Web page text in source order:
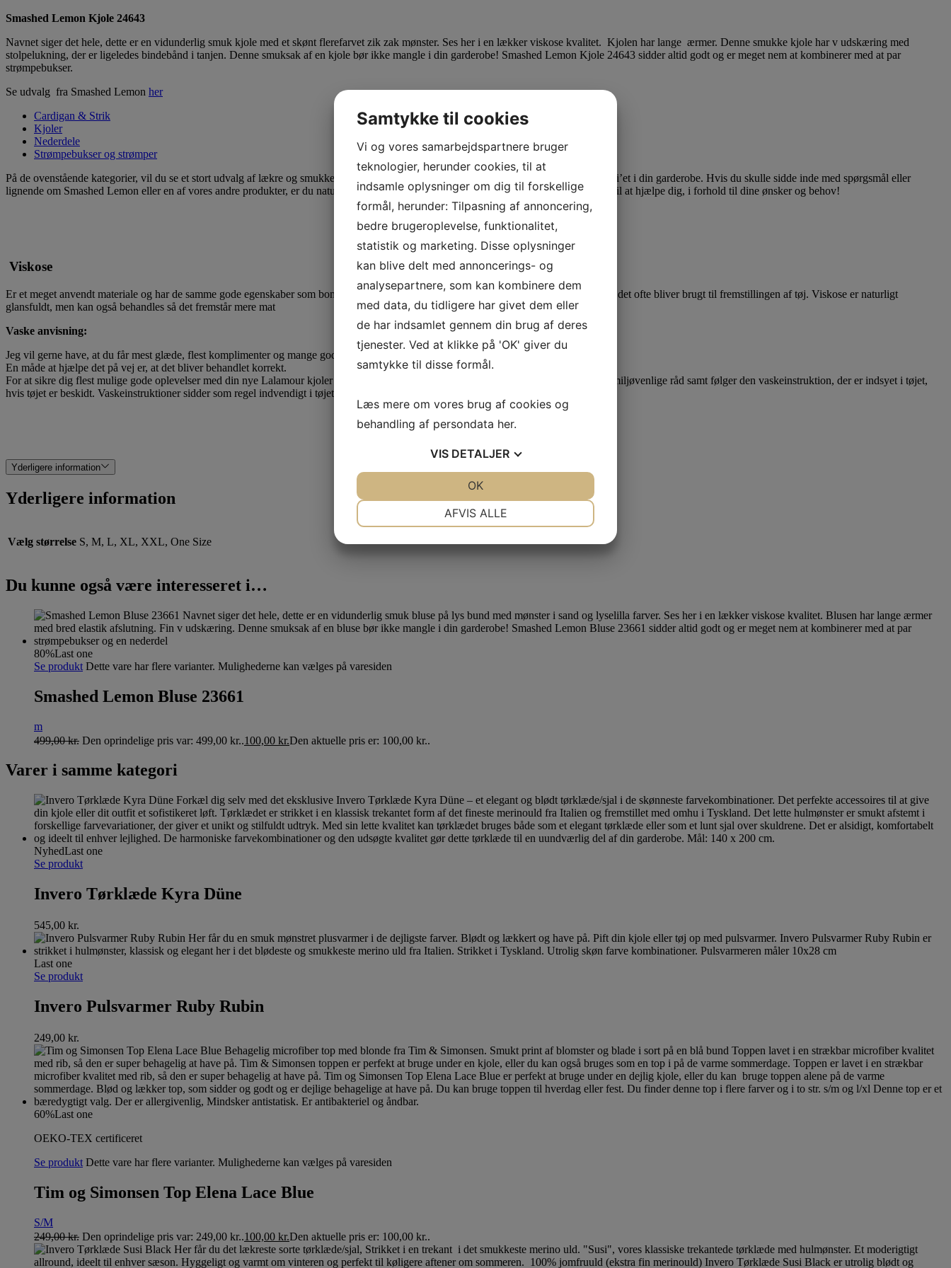
Smashed Lemon Kjole 24643
Navnet siger det hele, dette er en vidunderlig smuk kjole med et skønt flerefarvet zik zak mønster. Ses her i en lækker viskose kvalitet. Kjolen har lange ærmer. Denne smukke kjole har v udskæring med
stolpelukning, der er ligeledes bindebånd i tanjen. Denne smuksak af en kjole bør ikke mangle i din garderobe! Smashed Lemon Kjole 24643 sidder altid godt og er meget nem at kombinerer med at par
strømpebukser.
Se udvalg fra Smashed Lemon her
Cardigan & Strik
Kjoler
Nederdele
Strømpebukser og strømper
På de ovenstående kategorier, vil du se et stort udvalg af lækre og smukke mærker. Disse mærker kan være med til at tilføje prikken over i’et i din garderobe. Hvis du skulle sidde inde med spørgsmål eller
lignende om Smashed Lemon eller en af vores andre produkter, er du naturligvis altid velkommen til atkontakte os, vi vil altid være klar til at hjælpe dig, i forhold til dine ønsker og behov!
Viskose
Er et meget anvendt materiale og har de samme gode egenskaber som bomuld. Viskose falder også utroligt flot på kroppen, hvilket gør at det ofte bliver brugt til fremstillingen af tøj. Viskose er naturligt
glansfuldt, men kan også behandles så det fremstår mere mat
Vaske anvisning:
Jeg vil gerne have, at du får mest glæde, flest komplimenter og mange gode oplevelser i dit nye tøj.
En måde at hjælpe det på vej er, at det bliver behandlet korrekt.
For at sikre dig flest mulige gode oplevelser med din nye Lalamour kjoler og nederdele ,samt mindske slid, er det vigtigt, at du følger de miljøvenlige råd samt følger den vaskeinstruktion, der er indsyet i tøjet,
hvis tøjet er beskidt. Vaskeinstruktioner sidder som regel indvendigt i tøjets venstre side!
Yderligere information
Yderligere information
Vælg størrelse S, M, L, XL, XXL, One Size
Du kunne også være interesseret i…
80%Last one
Se produkt Dette vare har flere varianter. Mulighederne kan vælges på varesiden
Smashed Lemon Bluse 23661
m
499,00kr. Den oprindelige pris var: 499,00 kr..100,00 kr.Den aktuelle pris er: 100,00 kr..
Varer i samme kategori
NyhedLast one
Se produkt
Invero Tørklæde Kyra Düne
545,00 kr.
Last one
Se produkt
Invero Pulsvarmer Ruby Rubin
249,00 kr.
60%Last one
OEKO-TEX certificeret
Se produkt Dette vare har flere varianter. Mulighederne kan vælges på varesiden
Tim og Simonsen Top Elena Lace Blue
S/M
249,00kr. Den oprindelige pris var: 249,00 kr..100,00 kr.Den aktuelle pris er: 100,00 kr..
Samtykke til cookies
Vi og vores samarbejdspartnere bruger
teknologier, herunder cookies, til at
indsamle oplysninger om dig til forskellige
formål, herunder: Tilpasning af annoncering,
bedre brugeroplevelse, funktionalitet,
statistik og marketing. Disse oplysninger
kan blive delt med annoncerings- og
analysepartnere, som kan kombinere dem
med data, du tidligere har givet dem eller
de har indsamlet gennem din brug af deres
tjenester. Ved at klikke på 'OK' giver du
samtykke til disse formål.
Læs mere om vores brug af cookies og
behandling af persondata her.
VIS DETALJER
AFVIS ALLE
OK